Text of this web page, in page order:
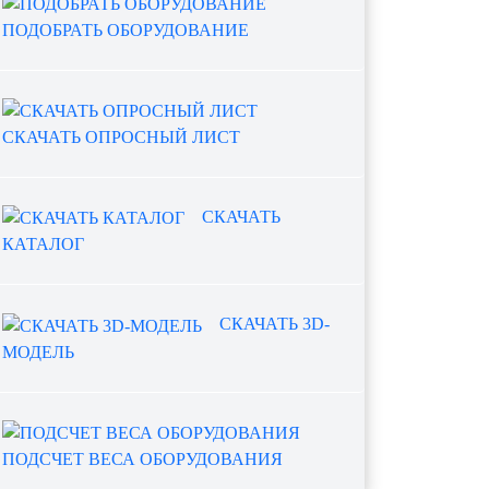
ПОДОБРАТЬ ОБОРУДОВАНИЕ
СКАЧАТЬ ОПРОСНЫЙ ЛИСТ
СКАЧАТЬ
КАТАЛОГ
СКАЧАТЬ 3D-
МОДЕЛЬ
ПОДСЧЕТ ВЕСА ОБОРУДОВАНИЯ